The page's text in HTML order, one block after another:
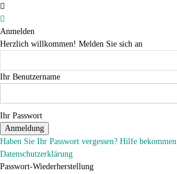
Anmelden
Herzlich willkommen! Melden Sie sich an
Ihr Benutzername
Ihr Passwort
Haben Sie Ihr Passwort vergessen? Hilfe bekommen
Datenschutzerklärung
Passwort-Wiederherstellung